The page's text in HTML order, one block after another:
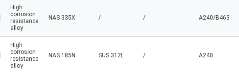
High
corrosion
resistance
alloy
NAS 335X / / A240/B463
High
corrosion
resistance
alloy
NAS 185N SUS 312L / A240